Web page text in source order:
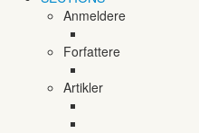
Anmeldere
Forfattere
Artikler